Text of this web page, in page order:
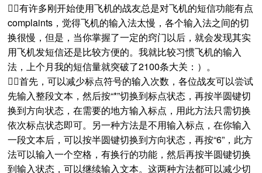
有许多刚开始使用飞机的战友总是对飞机的短信功能有点
complaints，觉得飞机的输入法太慢，各个输入法之间的切
换很慢，但是，当你掌握了一定的窍门以后，就会发现其实
用飞机发短信还是比较方便的。我就比较习惯飞机的输入
法，上个月我的短信量就突破了2100条大关：）。
首先，可以减少标点符号的输入次数，各位战友可以尝试
先输入整段文本，然后按“*”切换到标点状态，再按半圆键切
换到方向状态，在需要的地方输入标点，用此方法只需切换
依次标点状态即可。另一种方法是不用输入标点，在你输入
一段文本后，可以按半圆键切换到方向状态，再按“6”，此方
法可以输入一个空格，有换行的功能，然后再按半圆键切换
到输入状态，可以继续输入文本。这两种方法都可以减少切